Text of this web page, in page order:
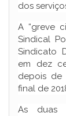
dos
A “greve
Sindical
Sindicato
em dez
depois de
final de
As duas